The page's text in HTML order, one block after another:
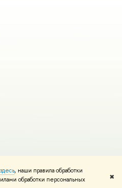
здесь, наши правила обработки
обработки персональных
✖
Редактору